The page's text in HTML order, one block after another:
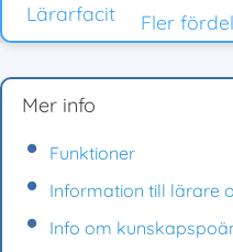
Lärarfacit Fler
Mer info
Funktioner
Information till lärare
Info om